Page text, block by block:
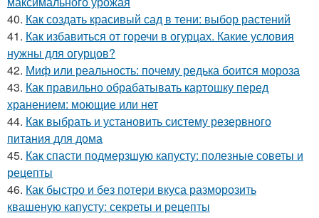
40. Как создать красивый сад в тени: выбор растений
41. Как избавиться от горечи в огурцах. Какие условия
нужны для огурцов?
42. Миф или реальность: почему редька боится мороза
43. Как правильно обрабатывать картошку перед
хранением: моющие или нет
44. Как выбрать и установить систему резервного
питания для дома
45. Как спасти подмерзшую капусту: полезные советы и
рецепты
46. Как быстро и без потери вкуса разморозить
квашеную капусту: секреты и рецепты